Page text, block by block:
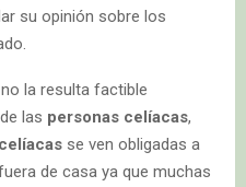
su opinión sobre los
la resulta factible
las personas celíacas,
se ven obligadas a
de casa ya que muchas